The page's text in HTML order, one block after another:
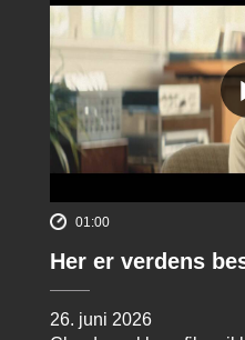
01:00
Her er verdens
26. juni 2026